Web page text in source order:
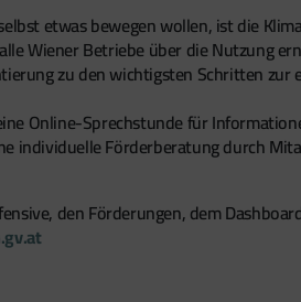
etwas bewegen wollen, ist die
Wiener Betriebe über die Nutzung
zu den wichtigsten Schritten
Online-Sprechstunde für
individuelle Förderberatung durch
den Förderungen, dem